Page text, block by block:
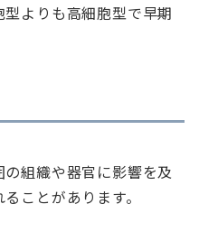
よりも高細胞型で早期
組織や器官に影響を及
ことがあります。